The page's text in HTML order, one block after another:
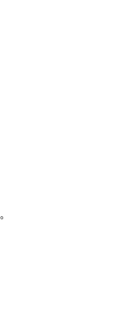
大蓝山地区世界
障碍步道步行10
您可以走到台阶顶
空，或许能看到翱
片植被恢复区，生
有袋动物。它们的